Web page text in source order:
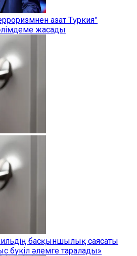
азат Түркия”
жасады
басқыншылық саясаты
бүкіл әлемге таралады»